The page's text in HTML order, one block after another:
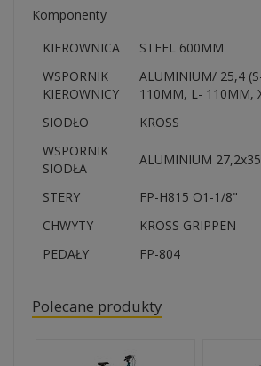
Komponenty
KIEROWNICA
STEEL 600MM
WSPORNIK
KIEROWNICY
ALUMINIUM/ 25,4
110MM, L- 110MM,
SIODŁO
KROSS
WSPORNIK
SIODŁA
ALUMINIUM
STERY
FP-H815 O1-1/8"
CHWYTY
KROSS GRIPPEN
PEDAŁY
FP-804
Polecane produkty